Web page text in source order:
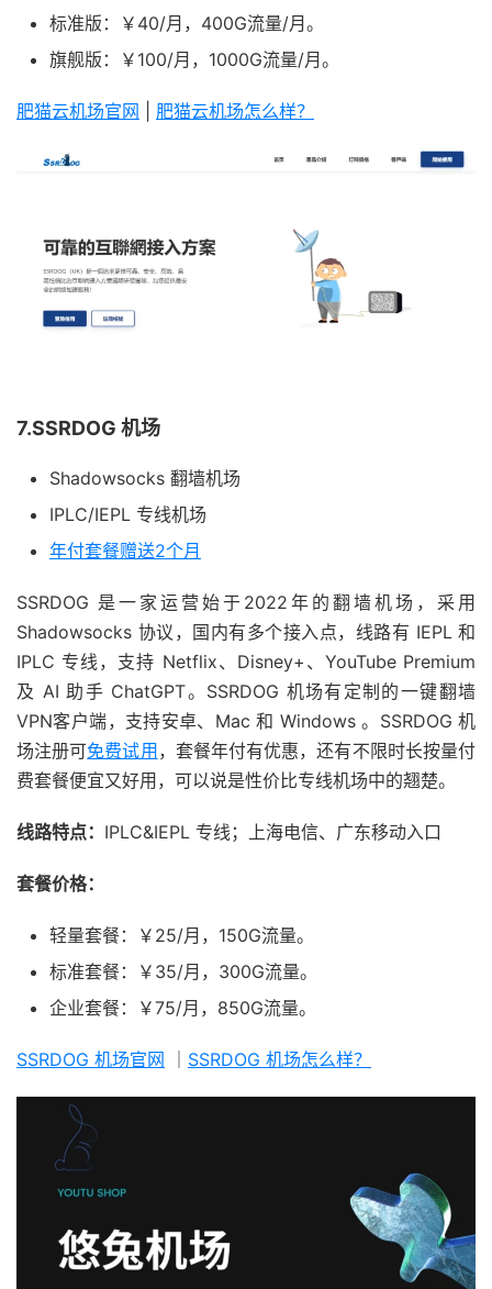
标准版：￥40/月，400G流量/月。
旗舰版：￥100/月，1000G流量/月。
肥猫云机场官网 肥猫云机场怎么样？
7.SSRDOG 机场
Shadowsocks 翻墙机场
IPLC/IEPL 专线机场
年付套餐赠送2个月
SSRDOG 是一家运营始于2022年的翻墙机场，采用
Shadowsocks 协议，国内有多个接入点，线路有 IEPL 和
IPLC 专线，支持 Netflix、Disney+、YouTube Premium
及 AI 助手 ChatGPT。SSRDOG 机场有定制的一键翻墙
VPN客户端，支持安卓、Mac 和 Windows 。SSRDOG 机
场注册可免费试用 ，套餐年付有优惠，还有不限时长按量付
费套餐便宜又好用，可以说是性价比专线机场中的翘楚。
线路特点： IPLC&IEPL 专线；上海电信、广东移动入口
套餐价格：
轻量套餐：￥25/月，150G流量。
标准套餐：￥35/月，300G流量。
企业套餐：￥75/月，850G流量。
SSRDOG 机场官网 SSRDOG 机场怎么样？